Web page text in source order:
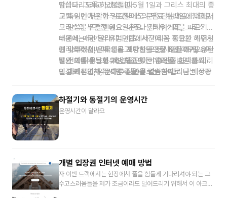
말씀드리도록 하겠습니다.
합니다. 그리고 노동절인 5월 1일과 그리스 최대의 종
교 축일인 부활절 일요일에도 문을 닫는데요. 참고로
그리스의 부활절 일요일은요. 율리우스력을 따르기
때문에, 매년 달라지니까요. 사전에 꼭 확인을 해주시
길 바라겠습니다. 그리고 마지막으로 12월 25일 성탄
절와 그 다음날인 26일을 연이어 휴관을 하니까요.
이점도 참고해 주시면 좋을 것 같습니다.
그럼 이번에는 아크로폴리스의 무료 개방일에 대해서
도 말씀을 드릴텐데요. 너무나 감사하게도, 그리스 정
부에서는 국가와 유럽연합에서 기리는 중요한 기념일
에 맞추어서, 외국인을 포함한 모든 사람들에게, 유적
지 전체를 무료로 개방하고 있는데요. 이 날짜를 미리
알고 가시면, 약 20에서 30유로는 공짜로 굳는 상황
에, 큰 도움이 되실 수 있지 않을까 생각을 합니다.
그리스의 첫 번째 무료 개방일은 3월 6일 이구요. 이
날은 아테네 문화유산 보존에 큰 업적을 남긴 그리스
의 대배우이자, 문화부 장관을 역임한 멜리나 메르꾸
의 날인 4월 18일에도 아크로폴리스는 무료 개방을
하구요. 이어서 국제 박물관의 날인 5월 18일에도 무
료로 운영이 됩니다. 그리고 매년 9월의 마지막 주말
로 운영이 됩니다. 그리고 마지막으로 대박이 하나 더
남아 있는데요. 매년 11월 1일부터 3월 31일까지에 해
당하는 기간 동안, 그리스에서는 매달 첫 번째 일요일
하절기와 동절기의 운영시간
운영시간이 달라요
개별 입장권 인터넷 예매 방법
자 이번 트랙에서는 현장에서 줄을 힘들게 기다리셔야 되는 그
수고스러움들을 제가 조금이라도 덜어드리기 위해서 이 아크로